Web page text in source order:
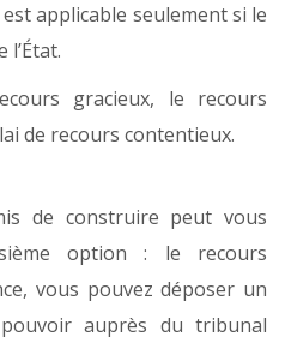
applicable seulement si le
gracieux, le recours
de recours contentieux.
de construire peut vous
option : le recours
vous pouvez déposer un
auprès du tribunal